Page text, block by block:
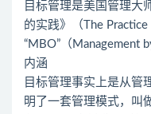
目标管理是美国管理大
的实践》（The
“MBO”（Management
内涵
目标管理事实上是从管
明了一套管理模式，叫